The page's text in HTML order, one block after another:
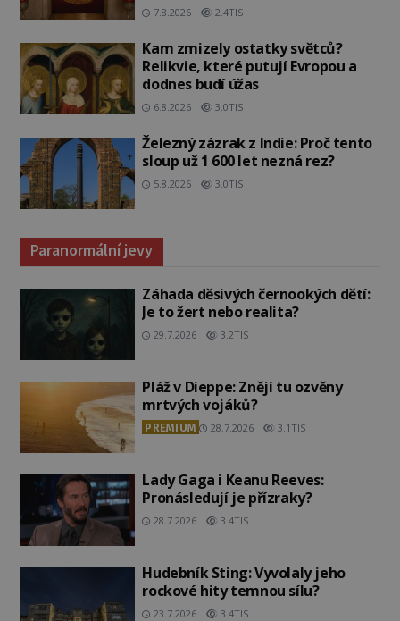
7.8.2026 2.4TIS
Kam zmizely ostatky světců?
Relikvie, které putují Evropou a
dodnes budí úžas
6.8.2026 3.0TIS
Železný zázrak z Indie: Proč tento
sloup už 1 600 let nezná rez?
5.8.2026 3.0TIS
Paranormální jevy
Záhada děsivých černookých dětí:
Je to žert nebo realita?
29.7.2026 3.2TIS
Pláž v Dieppe: Znějí tu ozvěny
mrtvých vojáků?
PREMIUM 28.7.2026 3.1TIS
Lady Gaga i Keanu Reeves:
Pronásledují je přízraky?
28.7.2026 3.4TIS
Hudebník Sting: Vyvolaly jeho
rockové hity temnou sílu?
23.7.2026 3.4TIS